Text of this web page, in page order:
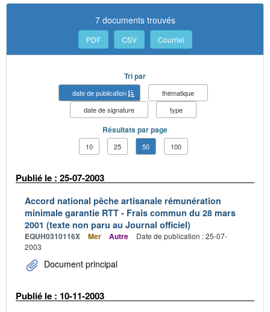
7 documents trouvés
PDF CSV Courriel
Tri par
date de publication
thématique
date de signature
type
Résultats par page
10 25 50 100
Publié le : 25-07-2003
Accord national pêche artisanale rémunération
minimale garantie RTT - Frais commun du 28 mars
2001 (texte non paru au Journal officiel)
EQUH0310116X Mer Autre
Date de publication : 25-07-
2003
Document principal
Publié le : 10-11-2003